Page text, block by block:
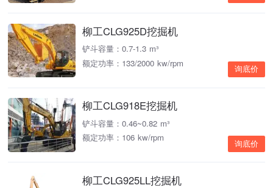
柳工CLG925D挖掘机
铲斗容量：0.7-1.3 m³
额定功率：133/2000 kw/rpm
询底价
柳工CLG918E挖掘机
铲斗容量：0.46~0.82 m³
额定功率：106 kw/rpm
询底价
柳工CLG925LL挖掘机